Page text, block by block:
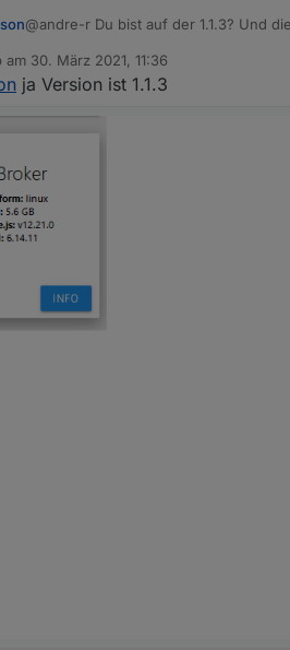
@andre-r Du bist auf der 1.1.3? Und
am 30. März 2021, 11:36
von
ja Version ist 1.1.3